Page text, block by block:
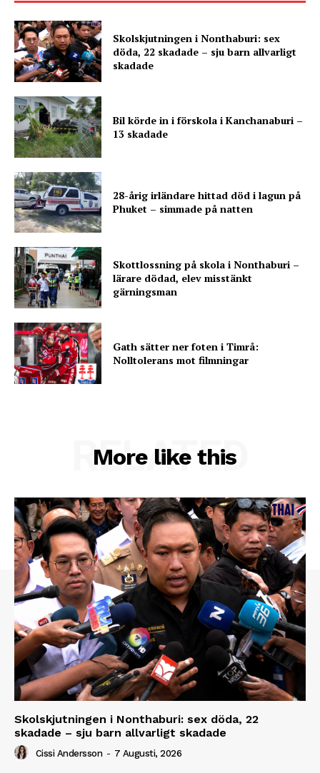
Skolskjutningen i Nonthaburi: sex
döda, 22 skadade – sju barn allvarligt
skadade
Bil körde in i förskola i Kanchanaburi –
13 skadade
28-årig irländare hittad död i lagun på
Phuket – simmade på natten
Skottlossning på skola i Nonthaburi –
lärare dödad, elev misstänkt
gärningsman
Gath sätter ner foten i Timrå:
Nolltolerans mot filmningar
More like this
RELATED
Skolskjutningen i Nonthaburi: sex döda, 22
skadade – sju barn allvarligt skadade
Cissi Andersson - 7 Augusti, 2026